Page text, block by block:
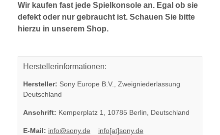
Wir kaufen fast jede Spielkonsole an. Egal ob sie
defekt oder nur gebraucht ist. Schauen Sie bitte
hierzu in unserem Shop.
Herstellerinformationen:
Hersteller: Sony Europe B.V., Zweigniederlassung
Deutschland
Anschrift: Kemperplatz 1, 10785 Berlin, Deutschland
E-Mail: info@sony.de info[at]sony.de